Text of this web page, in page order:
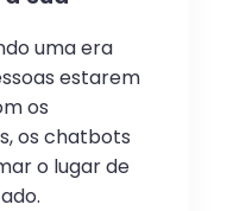
uma era
estarem
os
os chatbots
o lugar de